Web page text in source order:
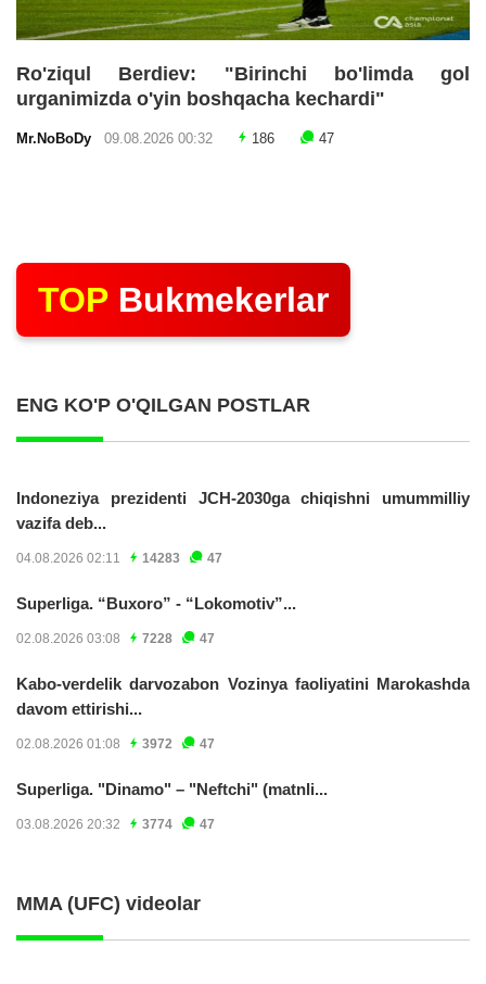
Ro'ziqul Berdiev: "Birinchi bo'limda gol
urganimizda o'yin boshqacha kechardi"
Mr.NoBoDy 09.08.2026 00:32 186 47
TOP Bukmekerlar
ENG KO'P O'QILGAN POSTLAR
Indoneziya prezidenti JCH-2030ga chiqishni umummilliy
vazifa deb...
04.08.2026 02:11 14283 47
Superliga. “Buxoro” - “Lokomotiv”...
02.08.2026 03:08 7228 47
Kabo-verdelik darvozabon Vozinya faoliyatini Marokashda
davom ettirishi...
02.08.2026 01:08 3972 47
Superliga. "Dinamo" – "Neftchi" (matnli...
03.08.2026 20:32 3774 47
MMA (UFC) videolar